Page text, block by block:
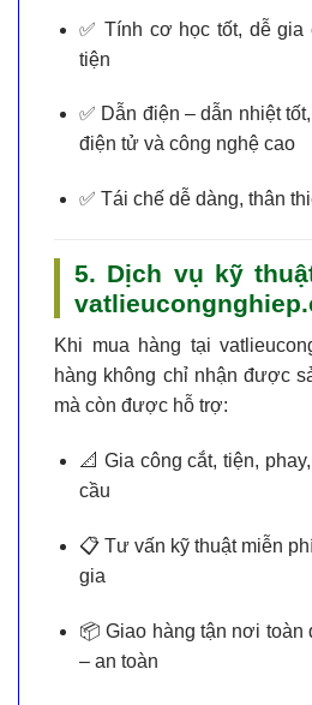
✅Tính cơ học tốt, dễ gia
tiện
✅ Dẫn điện – dẫn nhiệt tốt
điện tử và công nghệ cao
✅ Tái chế dễ dàng, thân
5. Dịch vụ kỹ
Khi mua hàng tại
hàng không chỉ nhận được
mà còn được hỗ trợ:
📐Gia công cắt, tiện,
cầu
📋 Tư vấn kỹ thuật miễn
gia
📦Giao hàng tận nơi toàn
– an toàn